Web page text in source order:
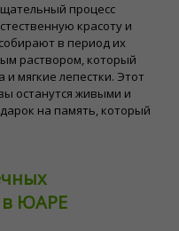
процесс
красоту и
в период их
раствором, который
и мягкие лепестки. Этот
останутся живыми и
на память, который
в ЮАРЕ